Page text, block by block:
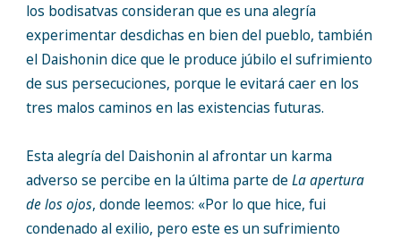
los bodisatvas consideran que es una alegría
experimentar desdichas en bien del pueblo, también
el Daishonin dice que le produce júbilo el sufrimiento
de sus persecuciones, porque le evitará caer en los
tres malos caminos en las existencias futuras.
Esta alegría del Daishonin al afrontar un karma
adverso se percibe en la última parte de La apertura
de los ojos, donde leemos: «Por lo que hice, fui
condenado al exilio, pero este es un sufrimiento